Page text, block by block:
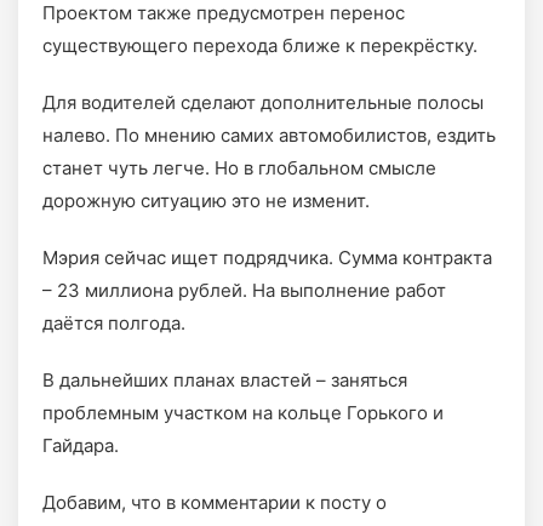
Проектом также предусмотрен перенос
существующего перехода ближе к перекрёстку.
Для водителей сделают дополнительные полосы
налево. По мнению самих автомобилистов, ездить
станет чуть легче. Но в глобальном смысле
дорожную ситуацию это не изменит.
Мэрия сейчас ищет подрядчика. Сумма контракта
– 23 миллиона рублей. На выполнение работ
даётся полгода.
В дальнейших планах властей – заняться
проблемным участком на кольце Горького и
Гайдара.
Добавим, что в комментарии к посту о